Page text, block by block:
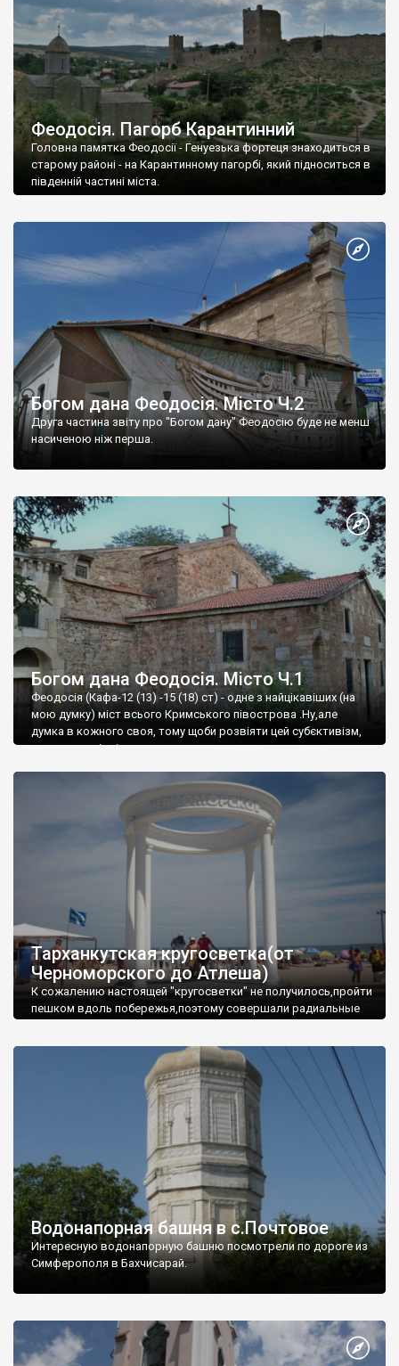
Феодосія. Пагорб Карантинний
Головна памятка Феодосії - Генуезька фортеця знаходиться в
старому районі - на Карантинному пагорбі, який підноситься в
південній частині міста.
Богом дана Феодосія. Місто Ч.2
Друга частина звіту про "Богом дану" Феодосію буде не менш
насиченою ніж перша.
Богом дана Феодосія. Місто Ч.1
Феодосія (Кафа-12 (13) -15 (18) ст) - одне з найцікавіших (на
мою думку) міст всього Кримського півострова .Ну,але
думка в кожного своя, тому щоби розвіяти цей субєктивізм,
запрошую відвідати це
Тарханкутская кругосветка(от
Черноморского до Атлеша)
К сожалению настоящей "кругосветки" не получилось,пройти
пешком вдоль побережья,поэтому совершали радиальные
Водонапорная башня в с.Почтовое
Интересную водонапорную башню посмотрели по дороге из
Симферополя в Бахчисарай.